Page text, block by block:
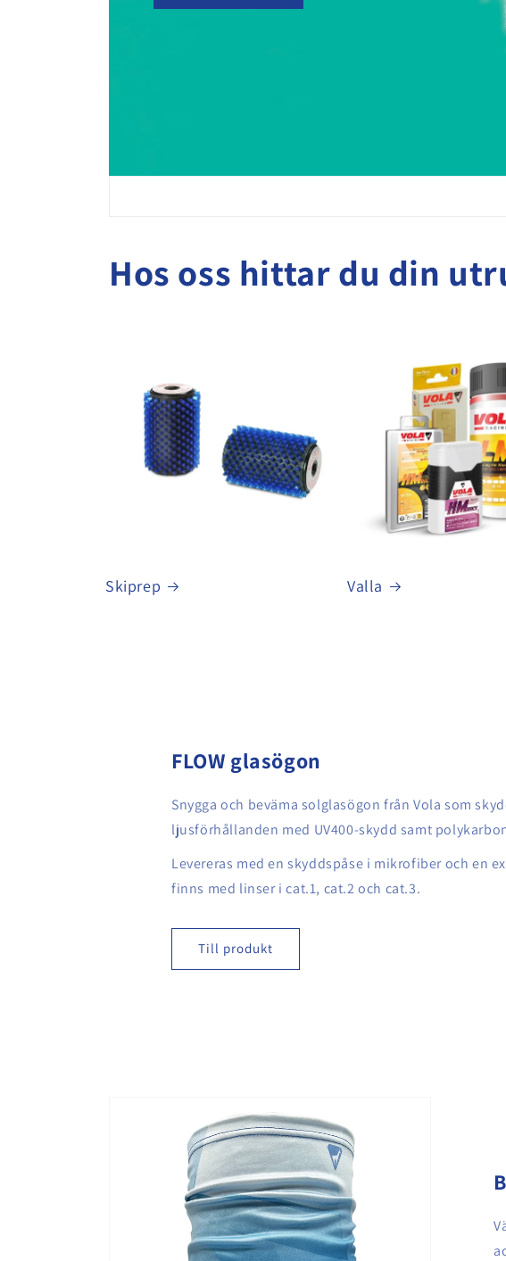
Hos oss hittar du din
Skiprep Valla
FLOW glasögon
Snygga och beväma solglasögon från Vola som
ljusförhållanden med UV400-skydd samt
Levereras med en skyddspåse i mikrofiber och en
finns med linser i cat.1, cat.2 och cat.3.
Till produkt